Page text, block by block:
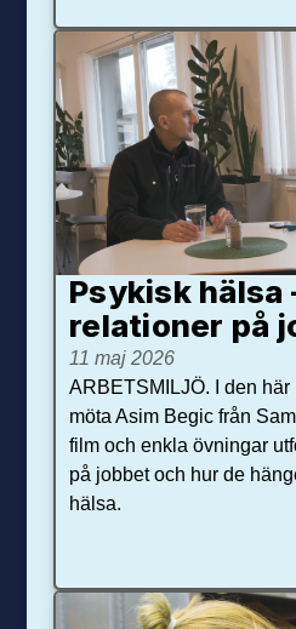
Psykisk hälsa
relationer på
11 maj 2026
ARBETSMILJÖ. I den
möta Asim Begic från
film och enkla övningar
på jobbet och hur de
hälsa.